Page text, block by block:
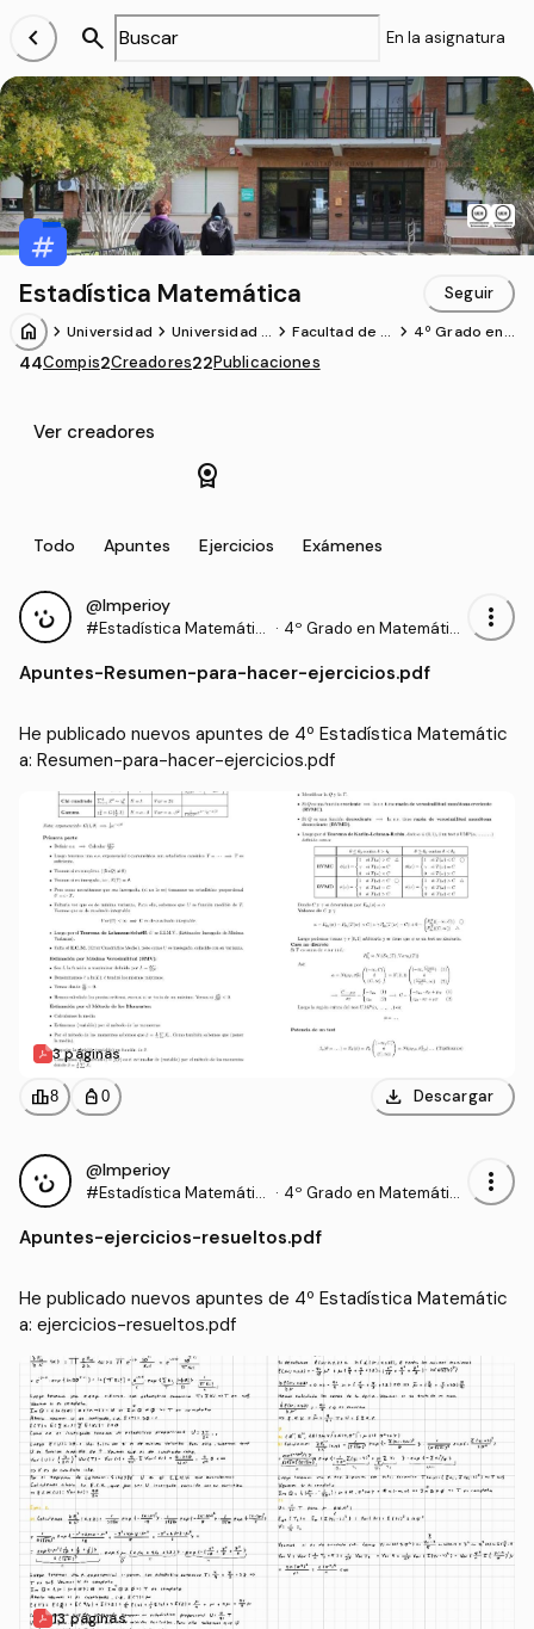
chevron_left search En la asignatura
Estadística Matemática Seguir
home chevron_forward Universidad chevron_forward Universidad d
a
chevron_forwardFacultad de C chevron_forward 4º Grado en
44Compis2Creadores22Publicaciones
Ver creadores
license
Todo Apuntes Ejercicios Exámenes
@Imperioy
#Estadística Matemátic · 4º Grado en Matemátic
more_vert
Apuntes-Resumen-para-hacer-ejercicios.pdf
He publicado nuevos apuntes de 4º Estadística Matemátic
a: Resumen-para-hacer-ejercicios.pdf
3 páginas
leaderboard8 personal_bag 0 download Descargar
@Imperioy
#Estadística Matemátic · 4º Grado en Matemátic
more_vert
Apuntes-ejercicios-resueltos.pdf
He publicado nuevos apuntes de 4º Estadística Matemátic
a: ejercicios-resueltos.pdf
13 páginas